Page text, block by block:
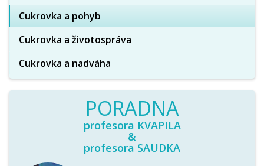
Cukrovka a pohyb
Cukrovka a životospráva
Cukrovka a nadváha
PORADNA
profesora KVAPILA
&
profesora SAUDKA